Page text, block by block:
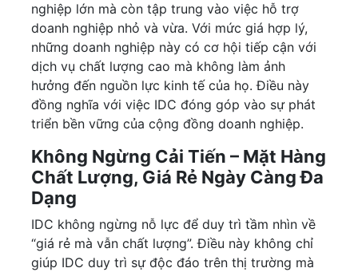
nghiệp lớn mà còn tập trung vào việc hỗ trợ
doanh nghiệp nhỏ và vừa. Với mức giá hợp lý,
những doanh nghiệp này có cơ hội tiếp cận với
dịch vụ chất lượng cao mà không làm ảnh
hưởng đến nguồn lực kinh tế của họ. Điều này
đồng nghĩa với việc IDC đóng góp vào sự phát
triển bền vững của cộng đồng doanh nghiệp.
Không Ngừng Cải Tiến – Mặt Hàng
Chất Lượng, Giá Rẻ Ngày Càng Đa
Dạng
IDC không ngừng nỗ lực để duy trì tầm nhìn về
“giá rẻ mà vẫn chất lượng”. Điều này không chỉ
giúp IDC duy trì sự độc đáo trên thị trường mà